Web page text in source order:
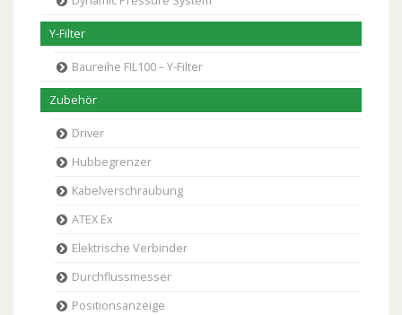
Y-Filter
Baureihe FIL100 – Y-Filter
Zubehör
Driver
Hubbegrenzer
Kabelverschraubung
ATEX Ex
Elektrische Verbinder
Durchflussmesser
Positionsanzeige